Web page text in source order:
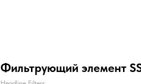
Фильтрующий элемент